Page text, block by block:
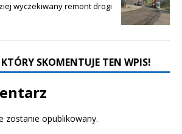
wyczekiwany remont drogi
SKOMENTUJE TEN WPIS!
zostanie opublikowany.